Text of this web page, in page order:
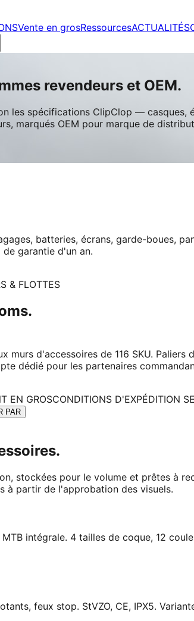
Vente en grosRessourcesACTUALITÉS
revendeurs et OEM.
les spécifications ClipClop —
marqués OEM pour marque de
batteries, écrans, garde-boues,
garantie d'un an.
& FLOTTES
murs d'accessoires de 116 SKU.
dédié pour les partenaires
EN GROSCONDITIONS D'EXPÉDITION
PAR
stockées pour le volume et prêtes à
à partir de l'approbation des visuels.
intégrale. 4 tailles de coque, 12
feux stop. StVZO, CE, IPX5.